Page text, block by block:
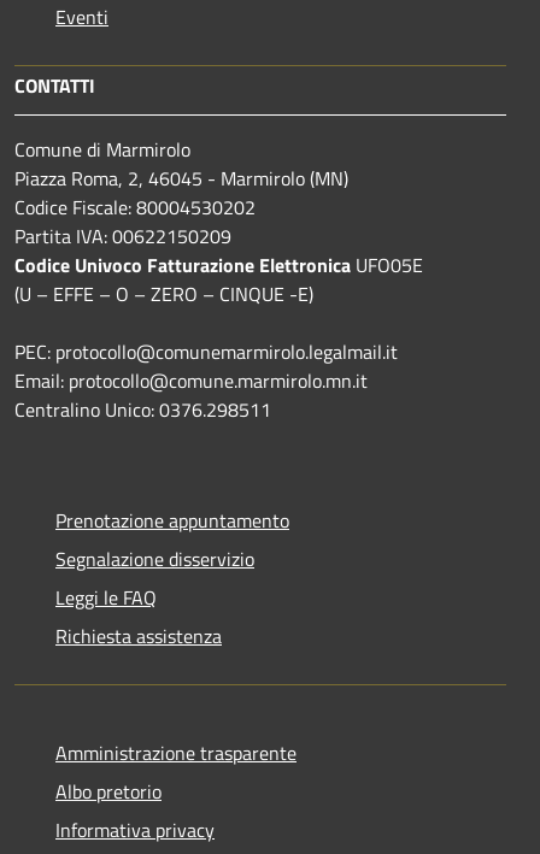
Eventi
CONTATTI
Comune di Marmirolo
Piazza Roma, 2, 46045 - Marmirolo (MN)
Codice Fiscale: 80004530202
Partita IVA: 00622150209
Codice Univoco Fatturazione Elettronica UFO05E
(U – EFFE – O – ZERO – CINQUE -E)
PEC: protocollo@comunemarmirolo.legalmail.it
Email: protocollo@comune.marmirolo.mn.it
Centralino Unico: 0376.298511
Prenotazione appuntamento
Segnalazione disservizio
Leggi le FAQ
Richiesta assistenza
Amministrazione trasparente
Albo pretorio
Informativa privacy